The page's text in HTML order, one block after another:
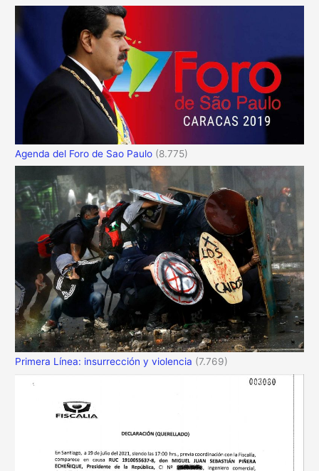
Agenda del Foro de Sao Paulo (8.775)
Primera Línea: insurrección y violencia (7.769)